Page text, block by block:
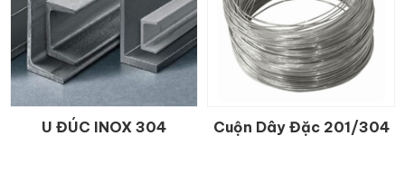
CHI TIẾT
U ĐÚC INOX 304 CHI TIẾT
Cuộn Dây Đặc 201/304